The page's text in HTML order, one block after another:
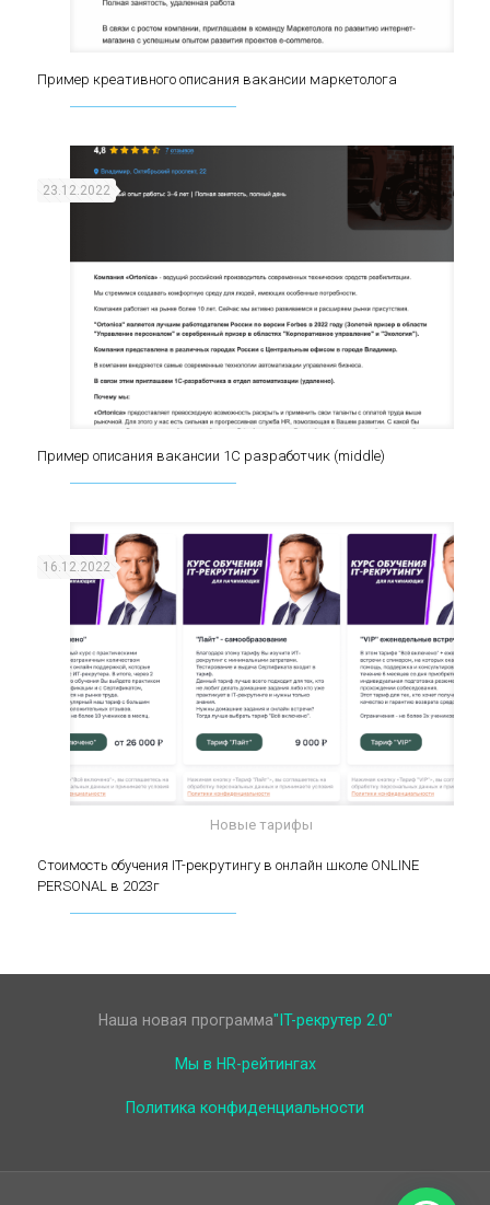
Пример креативного описания вакансии
маркетолога
Пример креативного описания вакансии маркетолога
Пример описания вакансии 1С разработчик
23.12.2022
Пример описания вакансии 1С разработчик (middle)
Стоимость обучения IT-рекрутингу в онлайн
Новые тарифы
16.12.2022
Стоимость обучения IT-рекрутингу в онлайн школе ONLINE
PERSONAL в 2023г
Наша новая программа"IT-рекрутер 2.0"
Мы в HR-рейтингах
Политика конфиденциальности